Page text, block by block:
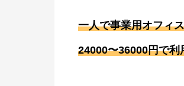
一人で事業用オフィ
24000〜36000円で